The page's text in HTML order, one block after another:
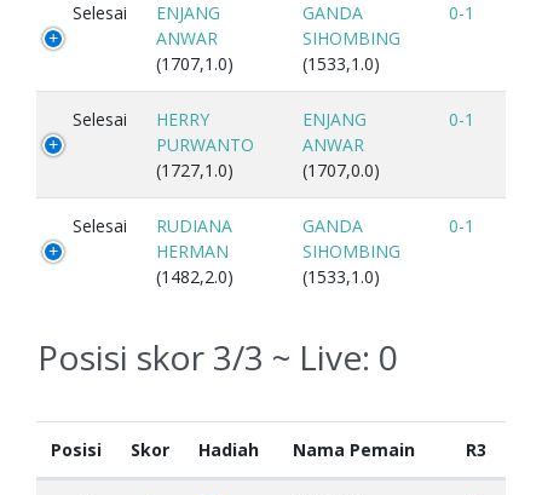
Selesai
ENJANG
ANWAR
(1707,1.0)
GANDA
SIHOMBING
(1533,1.0)
0-1
Selesai
HERRY
PURWANTO
(1727,1.0)
ENJANG
ANWAR
(1707,0.0)
0-1
Selesai
RUDIANA
HERMAN
(1482,2.0)
GANDA
SIHOMBING
(1533,1.0)
0-1
Posisi skor 3/3 ~ Live: 0
Posisi Skor Hadiah Nama Pemain R3